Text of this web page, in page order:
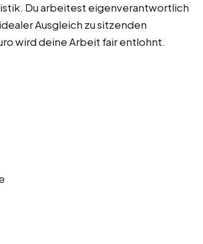
Du arbeitest eigenverantwortlich
Ausgleich zu sitzenden
wird deine Arbeit fair entlohnt.